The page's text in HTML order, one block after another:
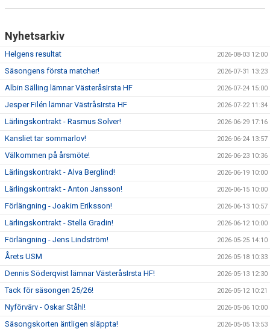
Nyhetsarkiv
Helgens resultat 2026-08-03 12:00
Säsongens första matcher! 2026-07-31 13:23
Albin Sälling lämnar VästeråsIrsta HF 2026-07-24 15:00
Jesper Filén lämnar VästråsIrsta HF 2026-07-22 11:34
Lärlingskontrakt - Rasmus Solver! 2026-06-29 17:16
Kansliet tar sommarlov! 2026-06-24 13:57
Välkommen på årsmöte! 2026-06-23 10:36
Lärlingskontrakt - Alva Berglind! 2026-06-19 10:00
Lärlingskontrakt - Anton Jansson! 2026-06-15 10:00
Förlängning - Joakim Eriksson! 2026-06-13 10:57
Lärlingskontrakt - Stella Gradin! 2026-06-12 10:00
Förlängning - Jens Lindström! 2026-05-25 14:10
Årets USM 2026-05-18 10:33
Dennis Söderqvist lämnar VästeråsIrsta HF! 2026-05-13 12:30
Tack för säsongen 25/26! 2026-05-12 10:21
Nyförvärv - Oskar Ståhl! 2026-05-06 10:00
Säsongskorten äntligen släppta! 2026-05-05 13:53